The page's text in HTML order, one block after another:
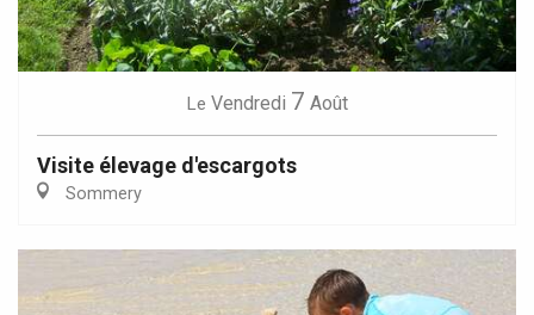
Le Vendredi 7 Août
Visite élevage d'escargots
Sommery